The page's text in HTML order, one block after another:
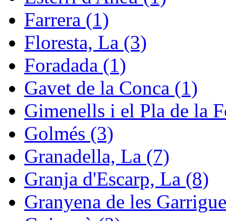
Farrera (1)
Floresta, La (3)
Foradada (1)
Gavet de la Conca (1)
Gimenells i el Pla de la
Golmés (3)
Granadella, La (7)
Granja d'Escarp, La (8)
Granyena de les